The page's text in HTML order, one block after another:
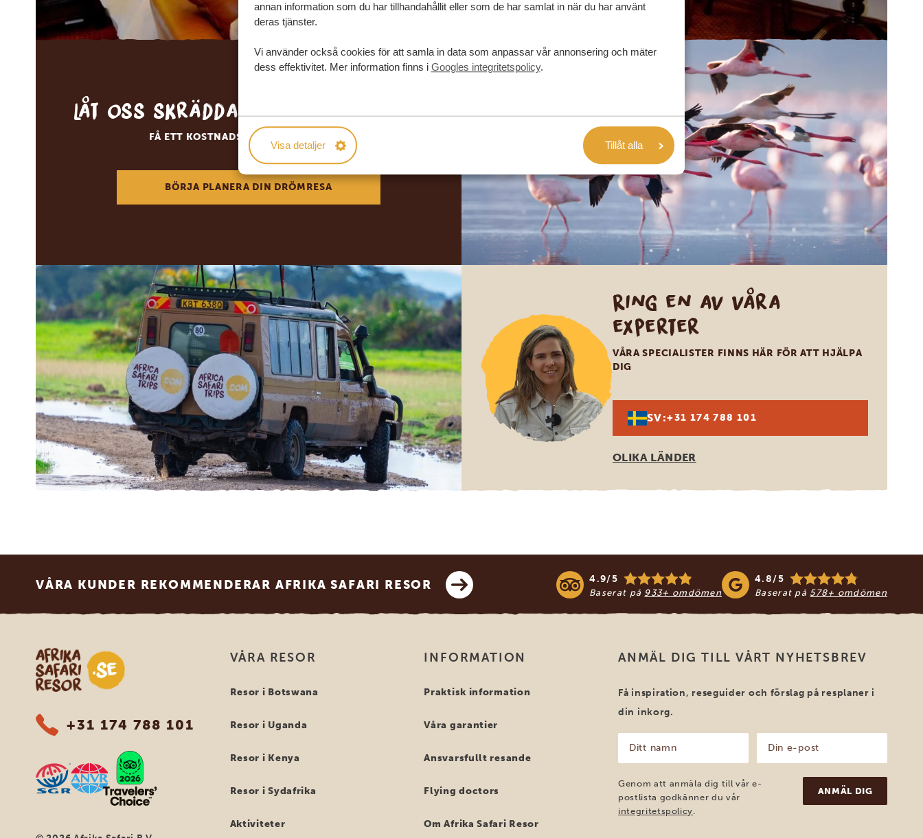
annan information som du har tillhandahållit eller som de har samlat in när du har använt
deras tjänster.
Vi använder också cookies för att samla in data som anpassar vår annonsering och mäter
dess effektivitet. Mer information finns i Googles integritetspolicy.
Visa detaljer Tillåt alla
Låt oss skräddarsy din drömresa
FÅ ETT KOSTNADSFRITT RESEFÖRSLAG
BÖRJA PLANERA DIN DRÖMRESA
Ring en av våra
experter
VÅRA SPECIALISTER FINNS HÄR FÖR ATT HJÄLPA
DIG
SV:+31 174 788 101
OLIKA LÄNDER
VÅRA KUNDER REKOMMENDERAR AFRIKA SAFARI RESOR 4.9/5
Baserat på 933+ omdömen
4.8/5
Baserat på 578+ omdömen
Safari-resor i Afrika
+31 174 788 101
VÅRA RESOR
Resor i Botswana
Resor i Uganda
Resor i Kenya
Resor i Sydafrika
Aktiviteter
INFORMATION
Praktisk information
Våra garantier
Ansvarsfullt resande
Flying doctors
Om Afrika Safari Resor
ANMÄL DIG TILL VÅRT NYHETSBREV
Få inspiration, reseguider och förslag på resplaner i
din inkorg.
namn
(Obligatoriskt)
post
(Obligatoriskt)
Genom att anmäla dig till vår e-
postlista godkänner du vår
integritetspolicy.